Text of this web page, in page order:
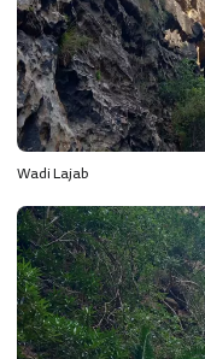
Wadi Lajab